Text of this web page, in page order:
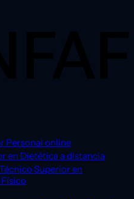
Personal online
en Dietética a distancia
Superior en